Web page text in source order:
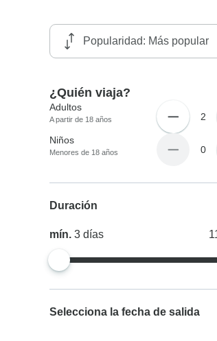
¿Quién viaja?
Adultos
A partir de 18 años 2
Niños
Menores de 18 años 0
Duración
mín.3días
Selecciona la fecha de salida